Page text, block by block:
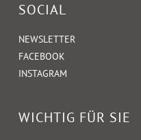
SOCIAL
NEWSLETTER
FACEBOOK
INSTAGRAM
WICHTIG FÜR SIE